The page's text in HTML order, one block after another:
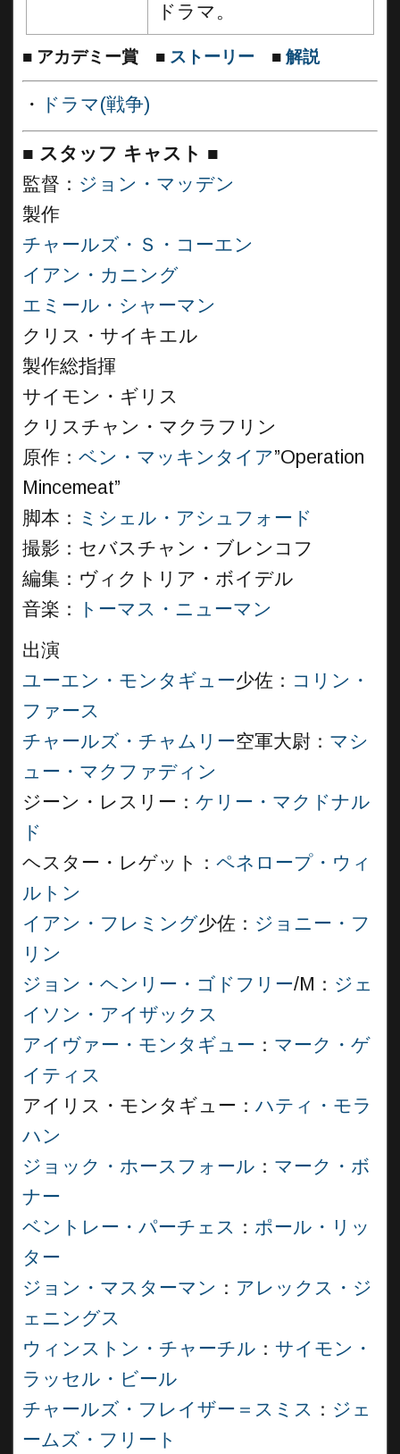
ドラマ。
■ アカデミー賞 ■ ストーリー ■ 解説
・ ドラマ(戦争)
■ スタッフ キャスト ■
監督： ジョン・マッデン
製作
チャールズ・Ｓ・コーエン
イアン・カニング
エミール・シャーマン
クリス・サイキエル
製作総指揮
サイモン・ギリス
クリスチャン・マクラフリン
原作： ベン・マッキンタイア”Operation
Mincemeat”
脚本： ミシェル・アシュフォード
撮影：セバスチャン・ブレンコフ
編集：ヴィクトリア・ボイデル
音楽：
トーマス・ニューマン
出演
ユーエン・モンタギュー少佐： コリン・
ファース
チャールズ・チャムリー空軍大尉： マシ
ュー・マクファディン
ジーン・レスリー： ケリー・マクドナル
ド
ヘスター・レゲット： ペネロープ・ウィ
ルトン
イアン・フレミング少佐： ジョニー・フ
リン
ジョン・ヘンリー・ゴドフリー/M： ジェ
イソン・アイザックス
アイヴァー・モンタギュー ： マーク・ゲ
イティス
アイリス・モンタギュー： ハティ・モラ
ハン
ジョック・ホースフォール ： マーク・ボ
ナー
ベントレー・パーチェス ： ポール・リッ
ター
ジョン・マスターマン ： アレックス・ジ
ェニングス
ウィンストン・チャーチル ： サイモン・
ラッセル・ビール
チャールズ・フレイザー＝スミス ： ジェ
ームズ・フリート